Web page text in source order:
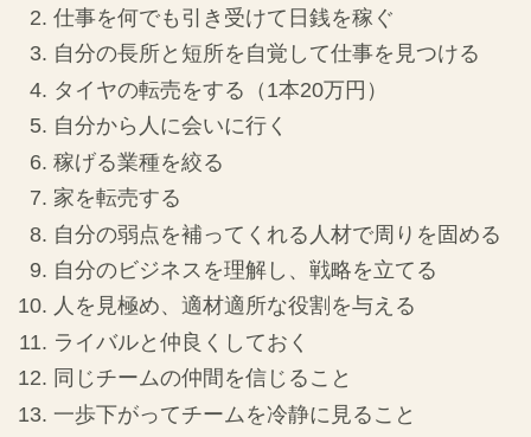
仕事を何でも引き受けて日銭を稼ぐ
自分の長所と短所を自覚して仕事を見つける
タイヤの転売をする（1本20万円）
自分から人に会いに行く
稼げる業種を絞る
家を転売する
自分の弱点を補ってくれる人材で周りを固める
自分のビジネスを理解し、戦略を立てる
人を見極め、適材適所な役割を与える
ライバルと仲良くしておく
同じチームの仲間を信じること
一歩下がってチームを冷静に見ること